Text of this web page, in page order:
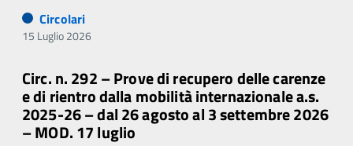
Circolari
15 Luglio 2026
Circ. n. 292 – Prove di recupero delle carenze
e di rientro dalla mobilità internazionale a.s.
2025-26 – dal 26 agosto al 3 settembre 2026
– MOD. 17 luglio